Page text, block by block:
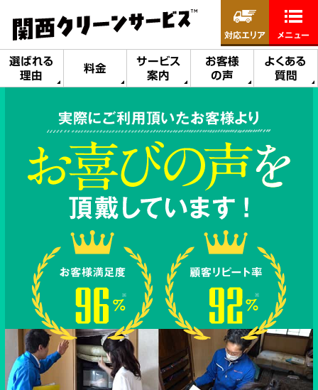
選ばれる
理由
料金
サービス
案内
お客様
の声
よくある
質問
対応エリア メニュー
実際にご利用頂いたお客様より